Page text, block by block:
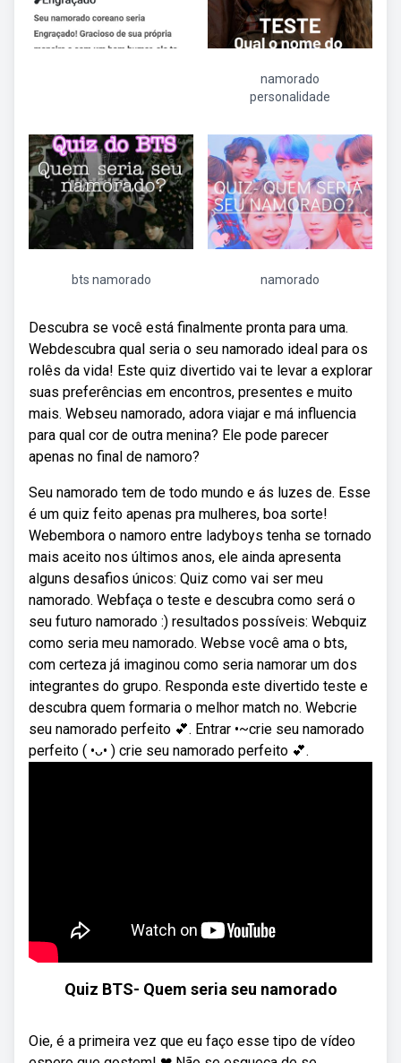
namorado
personalidade
bts namorado namorado
Descubra se você está finalmente pronta para uma.
Webdescubra qual seria o seu namorado ideal para os
rolês da vida! Este quiz divertido vai te levar a explorar
suas preferências em encontros, presentes e muito
mais. Webseu namorado, adora viajar e má influencia
para qual cor de outra menina? Ele pode parecer
apenas no final de namoro?
Seu namorado tem de todo mundo e ás luzes de. Esse
é um quiz feito apenas pra mulheres, boa sorte!
Webembora o namoro entre ladyboys tenha se tornado
mais aceito nos últimos anos, ele ainda apresenta
alguns desafios únicos: Quiz como vai ser meu
namorado. Webfaça o teste e descubra como será o
seu futuro namorado :) resultados possíveis: Webquiz
como seria meu namorado. Webse você ama o bts,
com certeza já imaginou como seria namorar um dos
integrantes do grupo. Responda este divertido teste e
descubra quem formaria o melhor match no. Webcrie
seu namorado perfeito 💕. Entrar •~crie seu namorado
perfeito (⁠ ⁠•⁠ᴗ⁠•⁠ ⁠) crie seu namorado perfeito 💕.
Quiz BTS- Quem seria seu namorado
Oie, é a primeira vez que eu faço esse tipo de vídeo